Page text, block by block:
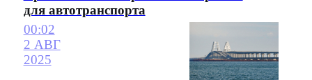
для автотранспорта
00:02
2 АВГ
2025